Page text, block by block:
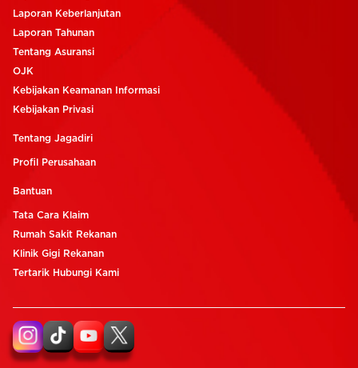
Laporan Keberlanjutan
Laporan Tahunan
Tentang Asuransi
OJK
Kebijakan Keamanan Informasi
Kebijakan Privasi
Tentang Jagadiri
Profil Perusahaan
Bantuan
Tata Cara Klaim
Rumah Sakit Rekanan
Klinik Gigi Rekanan
Tertarik Hubungi Kami